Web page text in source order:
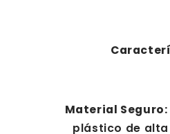
Material Seguro:
plástico de